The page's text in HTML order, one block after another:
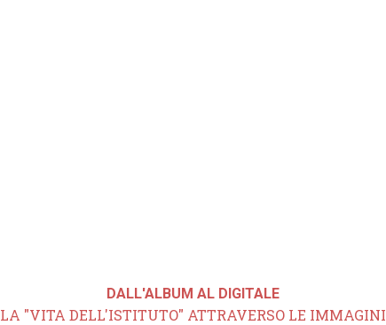
DALL'ALBUM AL DIGITALE
LA "VITA DELL'ISTITUTO" ATTRAVERSO LE IMMAGINI